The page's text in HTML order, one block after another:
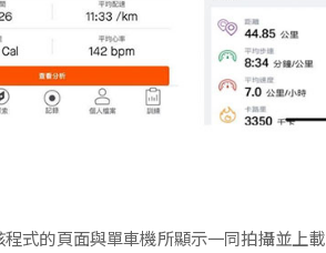
式的頁面與單車機所顯示一同拍攝並上載